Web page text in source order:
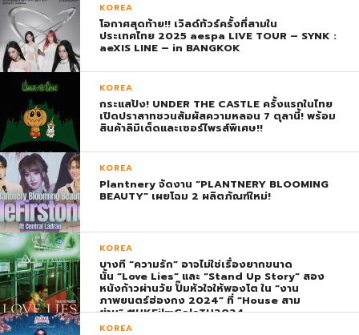
KOREA
โอกาศสุดท้าย!! เวิลด์ทัวร์ครั้งที่สามใน
ประเทศไทย 2025 aespa LIVE TOUR – SYNK :
aeXIS LINE – in BANGKOK
KOREA
กระแสปัง! UNDER THE CASTLE ครั้งแรกในไทย
เปิดปราสาทชวนสัมผัสความหลอน 7 ตุลานี้! พร้อม
สินค้าลิมิเต็ดและเซอร์ไพรส์พิเศษ!!
KOREA
Plantnery จัดงาน “PLANTNERY BLOOMING
BEAUTY” เผยโฉม 2 ผลิตภัณฑ์ใหม่!
KOREA
บางที “ความรัก” อาจไม่ใช่เรื่องยากขนาด
นั้น “Love Lies” และ “Stand Up Story” สอง
หนังก้าวผ่านวัย ปั๊มหัวใจให้พองโต ใน “งาน
ภาพยนตร์ฮ่องกง 2024” ที่ “House สาม
ย่าน” #HKFilmGalaTH2024
KOREA